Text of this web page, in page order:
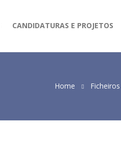
CANDIDATURAS E PROJETOS
Home Ficheiros